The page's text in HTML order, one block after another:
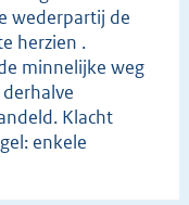
wederpartij de
herzien .
minnelijke weg
Klacht
enkele